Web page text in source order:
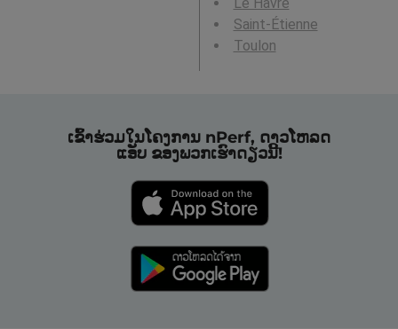
Le Havre
Saint-Étienne
Toulon
ເຂົ້າຮ່ວມໃນໂຄງການ nPerf, ດາວໂຫລດ
ແອັບ ຂອງພວກເຮົາດຽວນີ້!